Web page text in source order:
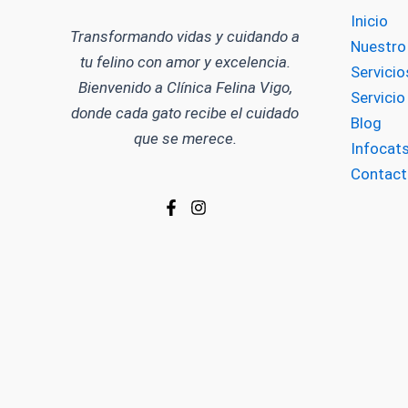
Transformando vidas y cuidando a
tu felino con amor y excelencia.
Bienvenido a Clínica Felina Vigo,
donde cada gato recibe el cuidado
que se merece.
Inicio
Blog